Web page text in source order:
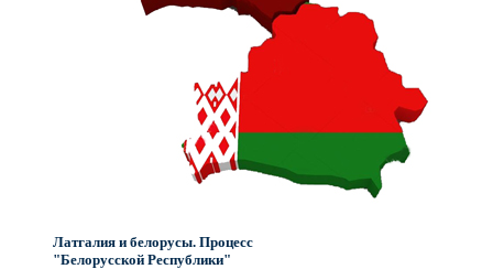
Латгалия и белорусы. Процесс
"Белорусской Республики"